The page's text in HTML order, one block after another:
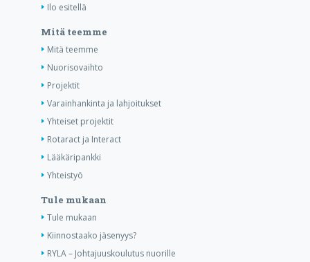
Ilo esitellä
Mitä teemme
Mitä teemme
Nuorisovaihto
Projektit
Varainhankinta ja lahjoitukset
Yhteiset projektit
Rotaract ja Interact
Lääkäripankki
Yhteistyö
Tule mukaan
Tule mukaan
Kiinnostaako jäsenyys?
RYLA – Johtajuuskoulutus nuorille